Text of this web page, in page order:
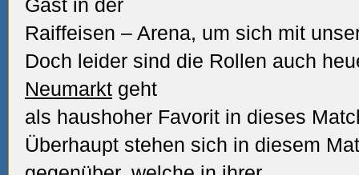
Gast in der
Raiffeisen – Arena, um sich mit
Doch leider sind die Rollen auch
Neumarkt geht
als haushoher Favorit in dieses
Überhaupt stehen sich in diesem